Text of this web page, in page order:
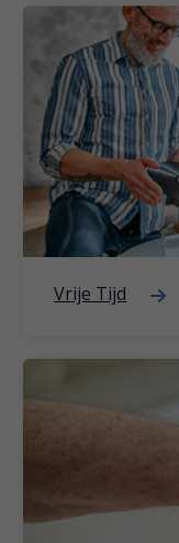
Vrije Tijd